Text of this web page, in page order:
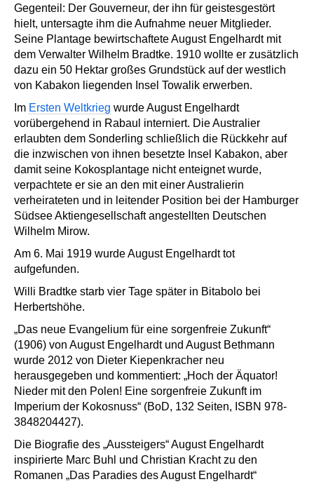
Gegenteil: Der Gouverneur, der ihn für geistesgestört
hielt, untersagte ihm die Aufnahme neuer Mitglieder.
Seine Plantage bewirtschaftete August Engelhardt mit
dem Verwalter Wilhelm Bradtke. 1910 wollte er zusätzlich
dazu ein 50 Hektar großes Grundstück auf der westlich
von Kabakon liegenden Insel Towalik erwerben.
Im Ersten Weltkrieg wurde August Engelhardt
vorübergehend in Rabaul interniert. Die Australier
erlaubten dem Sonderling schließlich die Rückkehr auf
die inzwischen von ihnen besetzte Insel Kabakon, aber
damit seine Kokosplantage nicht enteignet wurde,
verpachtete er sie an den mit einer Australierin
verheirateten und in leitender Position bei der Hamburger
Südsee Aktiengesellschaft angestellten Deutschen
Wilhelm Mirow.
Am 6. Mai 1919 wurde August Engelhardt tot
aufgefunden.
Willi Bradtke starb vier Tage später in Bitabolo bei
Herbertshöhe.
„Das neue Evangelium für eine sorgenfreie Zukunft“
(1906) von August Engelhardt und August Bethmann
wurde 2012 von Dieter Kiepenkracher neu
herausgegeben und kommentiert: „Hoch der Äquator!
Nieder mit den Polen! Eine sorgenfreie Zukunft im
Imperium der Kokosnuss“ (BoD, 132 Seiten, ISBN 978-
3848204427).
Die Biografie des „Aussteigers“ August Engelhardt
inspirierte Marc Buhl und Christian Kracht zu den
Romanen „Das Paradies des August Engelhardt“